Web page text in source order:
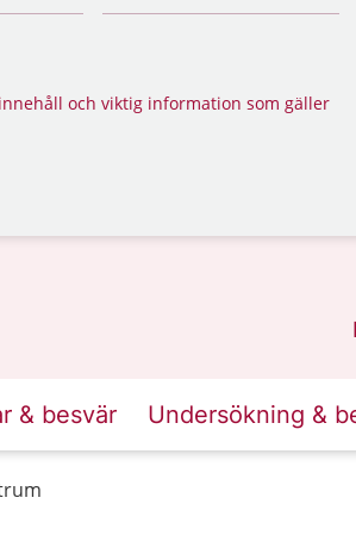
och viktig information som gäller
& besvär Undersökning &